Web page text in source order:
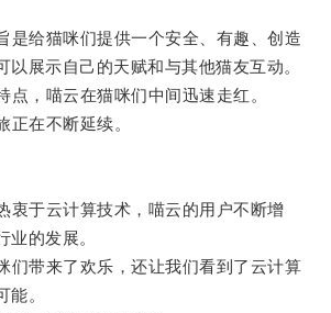
给猫咪们提供一个安全、有趣、创造
以展示自己的天赋和与其他猫友互动。
，喵云在猫咪们中间迅速走红。
在不断延续。
于云计算技术，喵云的用户不断增
业的发展。
带来了欢乐，还让我们看到了云计算
能。